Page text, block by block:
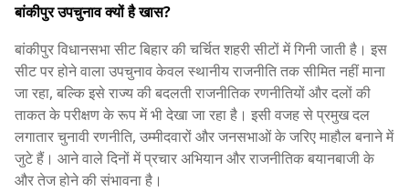
बांकीपुर उपचुनाव क्यों है खास?
बांकीपुर विधानसभा सीट बिहार की चर्चित शहरी सीटों में गिनी जाती है। इस
सीट पर होने वाला उपचुनाव केवल स्थानीय राजनीति तक सीमित नहीं माना
जा रहा, बल्कि इसे राज्य की बदलती राजनीतिक रणनीतियों और दलों की
ताकत के परीक्षण के रूप में भी देखा जा रहा है। इसी वजह से प्रमुख दल
लगातार चुनावी रणनीति, उम्मीदवारों और जनसभाओं के जरिए माहौल बनाने में
जुटे हैं। आने वाले दिनों में प्रचार अभियान और राजनीतिक बयानबाजी के
और तेज होने की संभावना है।